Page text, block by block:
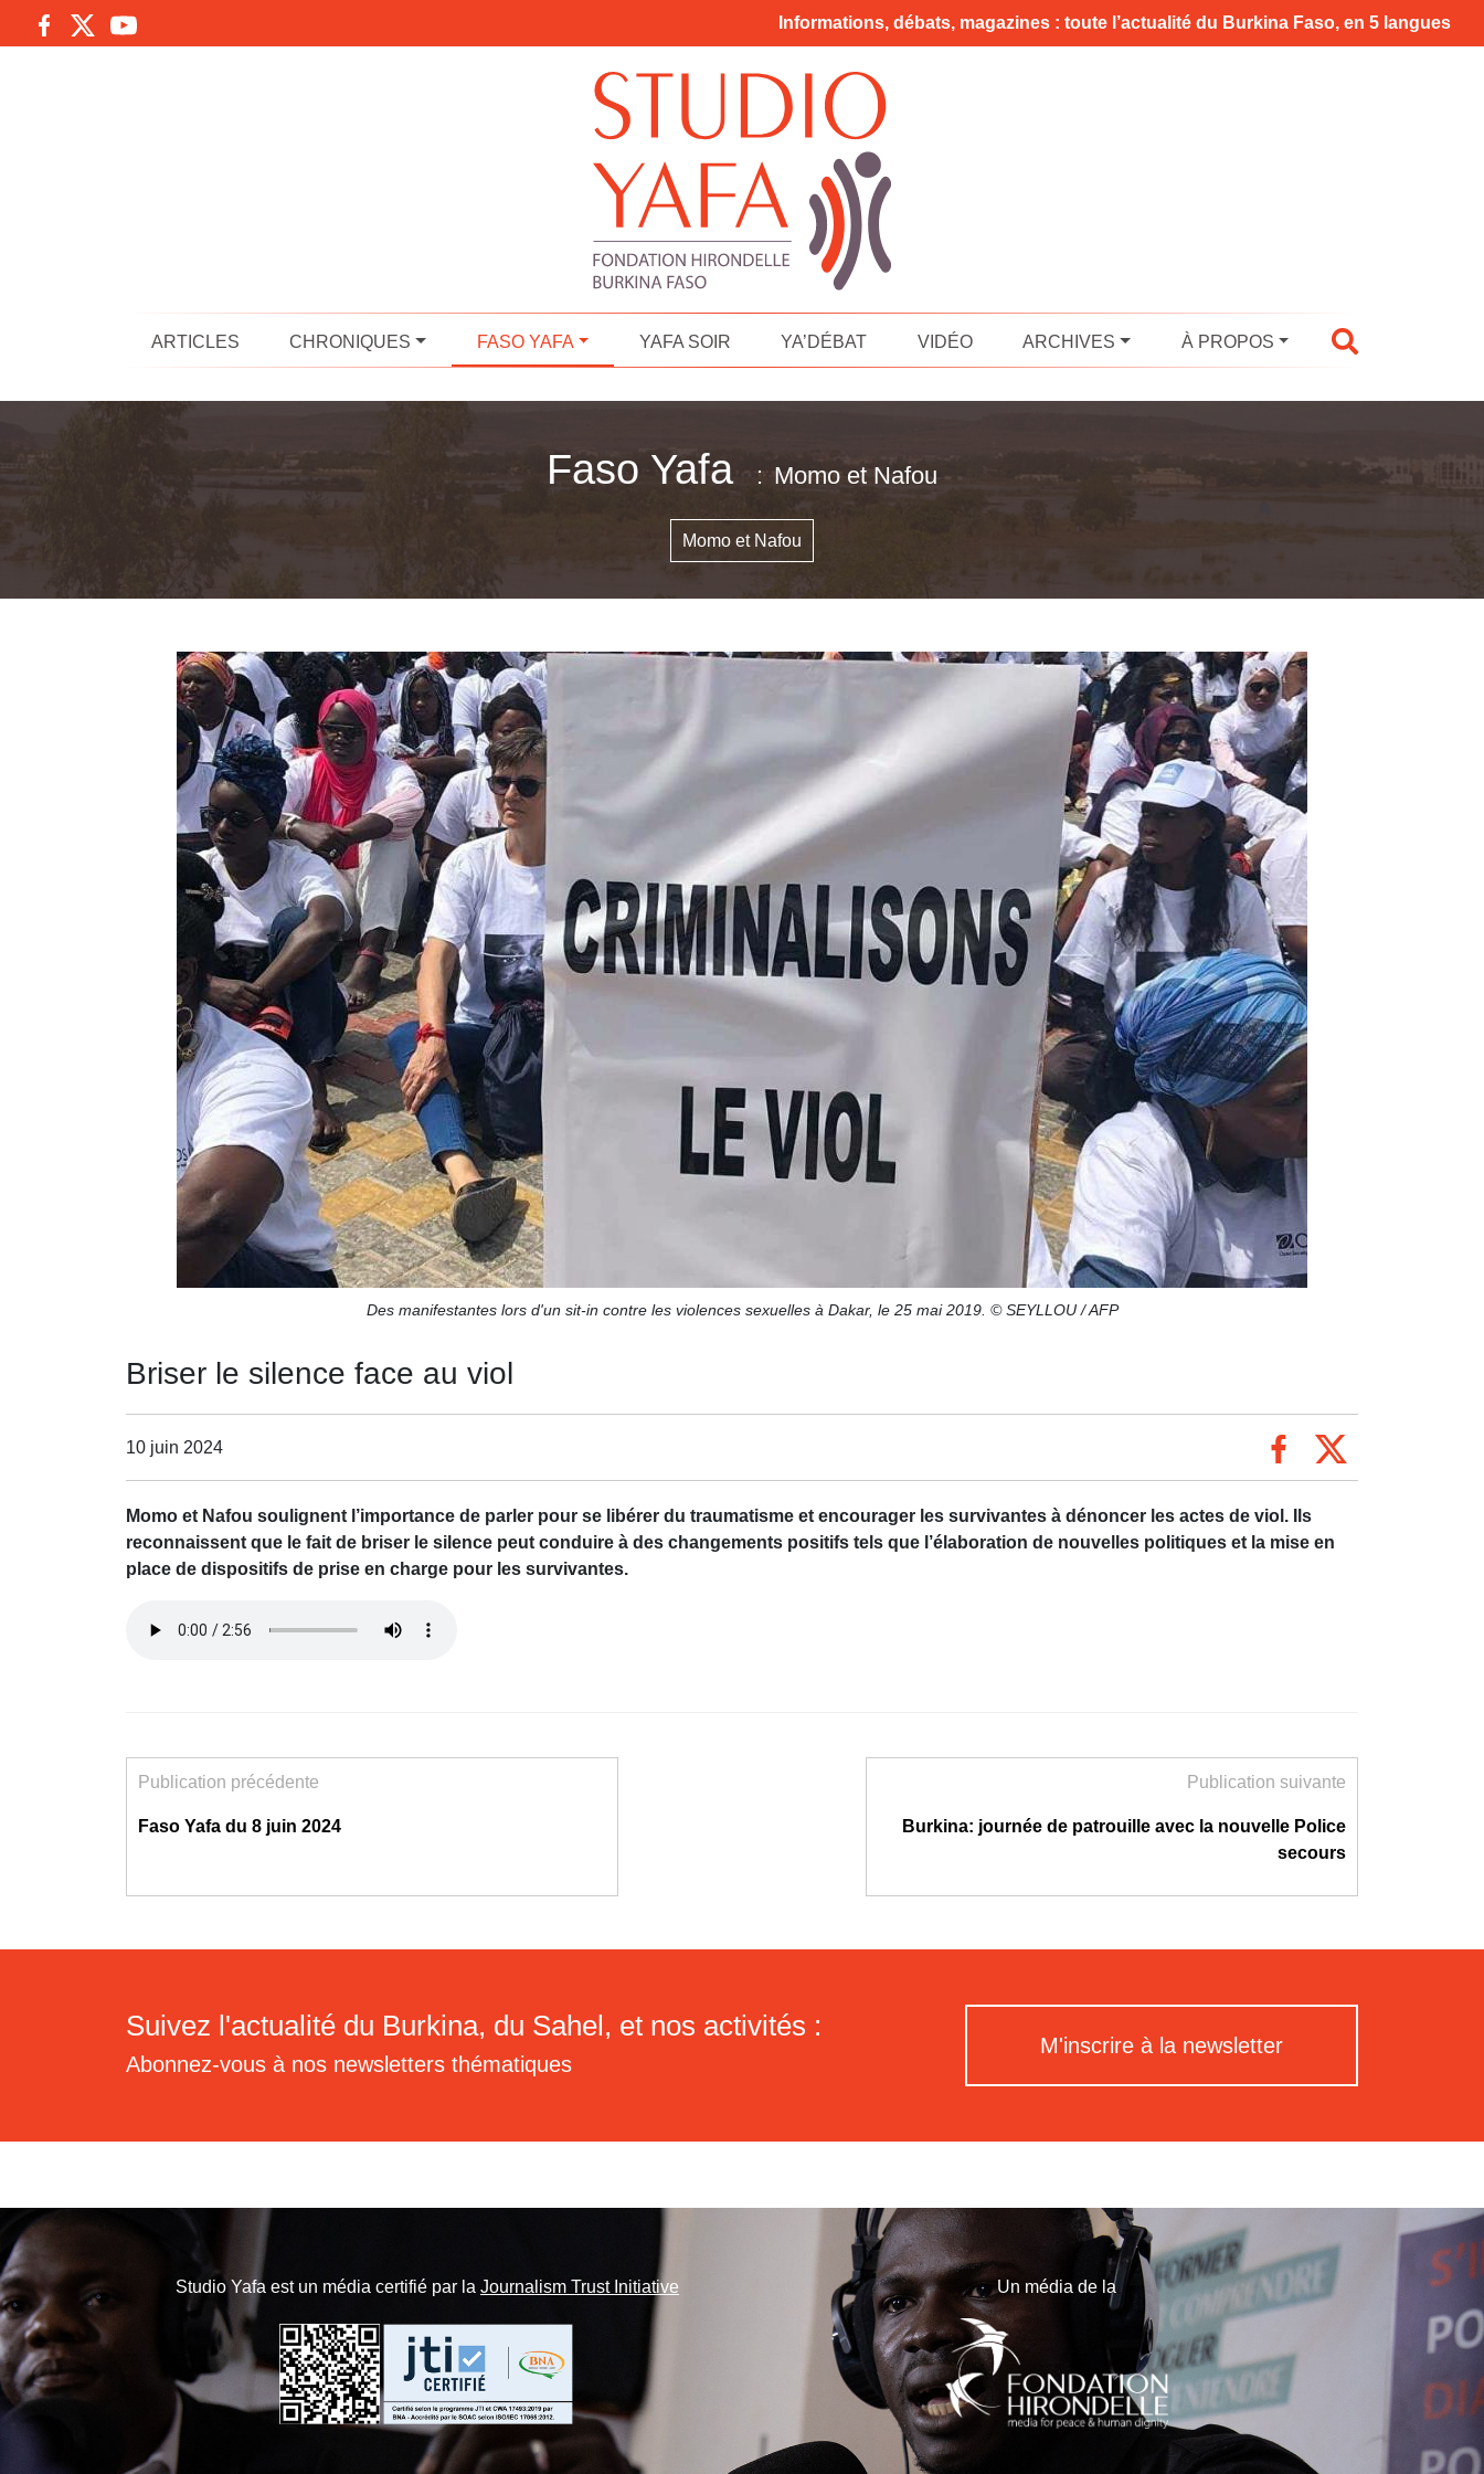
Informations, débats, magazines : toute l’actualité du Burkina Faso, en 5 langues
ARTICLES CHRONIQUES FASO YAFA YAFA SOIR YA’DÉBAT VIDÉO ARCHIVES À PROPOS
Faso Yafa Momo et Nafou
Momo et Nafou
Des manifestantes lors d'un sit-in contre les violences sexuelles à Dakar, le 25 mai 2019. © SEYLLOU / AFP
Briser le silence face au viol
10 juin 2024
Momo et Nafou soulignent l’importance de parler pour se libérer du traumatisme et encourager les survivantes à dénoncer les actes de viol. Ils
reconnaissent que le fait de briser le silence peut conduire à des changements positifs tels que l’élaboration de nouvelles politiques et la mise en
place de dispositifs de prise en charge pour les survivantes.
Publication précédente
Faso Yafa du 8 juin 2024
Publication suivante
Burkina: journée de patrouille avec la nouvelle Police
secours
Suivez l'actualité du Burkina, du Sahel, et nos activités :
Abonnez-vous à nos newsletters thématiques
M'inscrire à la newsletter
Studio Yafa est un média certifié par la Journalism Trust Initiative Un média de la